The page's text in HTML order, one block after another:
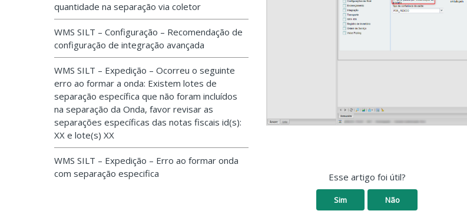
quantidade na separação via coletor
WMS SILT – Configuração – Recomendação de
configuração de integração avançada
WMS SILT – Expedição – Ocorreu o seguinte
erro ao formar a onda: Existem lotes de
separação específica que não foram incluídos
na separação da Onda, favor revisar as
separações específicas das notas fiscais id(s):
XX e lote(s) XX
WMS SILT – Expedição – Erro ao formar onda
com separação especifica
Esse artigo foi útil?
Sim Não